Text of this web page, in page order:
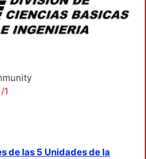
1
de las 5 Unidades de la